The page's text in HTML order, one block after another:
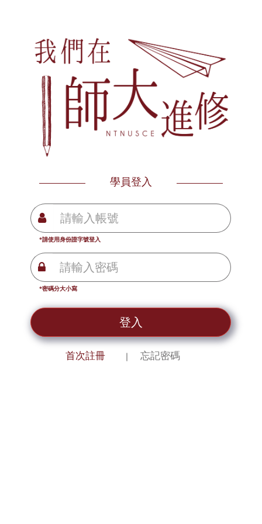
學員登入
*請使用身份證字號登入
*密碼分大小寫
登入
首次註冊 忘記密碼